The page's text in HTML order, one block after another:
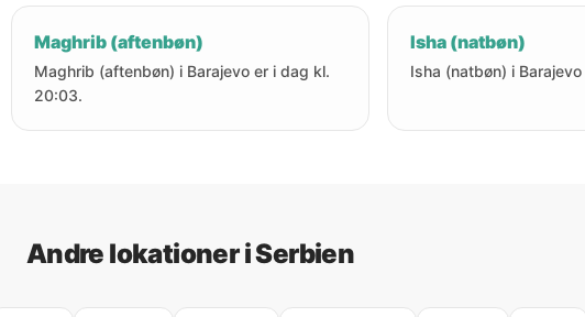
Maghrib (aftenbøn)
Maghrib (aftenbøn) i Barajevo er i dag kl.
20:03.
Isha (natbøn)
Isha (natbøn) i
Andre lokationer i Serbien